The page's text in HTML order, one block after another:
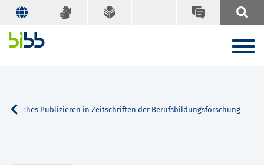
Publizieren in Zeitschriften der Berufsbildungsforschung